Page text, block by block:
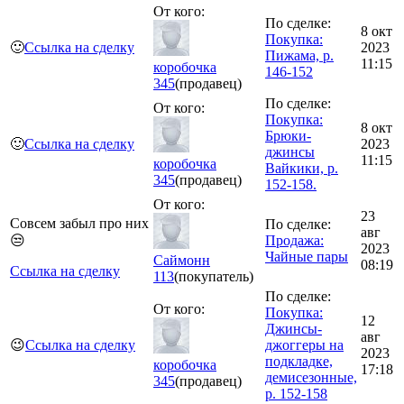
🙂Ссылка на сделку
От кого:
коробочка
345(продавец)
По сделке:
Покупка:
Пижама, р.
146-152
8 окт
2023
11:15
🙂Ссылка на сделку
От кого:
коробочка
345(продавец)
По сделке:
Покупка:
Брюки-
джинсы
Вайкики, р.
152-158.
8 окт
2023
11:15
Совсем забыл про них
😒
Ссылка на сделку
От кого:
Саймонн
113(покупатель)
По сделке:
Продажа:
Чайные пары
23
авг
2023
08:19
😉Ссылка на сделку
От кого:
коробочка
345(продавец)
По сделке:
Покупка:
Джинсы-
джоггеры на
подкладке,
демисезонные,
р. 152-158
12
авг
2023
17:18